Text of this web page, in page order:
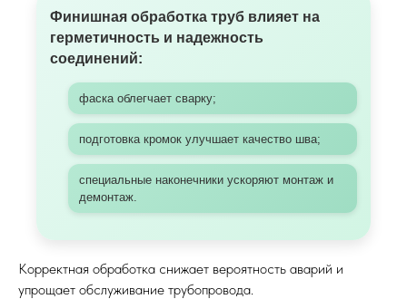
Финишная обработка труб влияет на
герметичность и надежность
соединений:
фаска облегчает сварку;
подготовка кромок улучшает качество шва;
специальные наконечники ускоряют монтаж и
демонтаж.
Корректная обработка снижает вероятность аварий и
упрощает обслуживание трубопровода.